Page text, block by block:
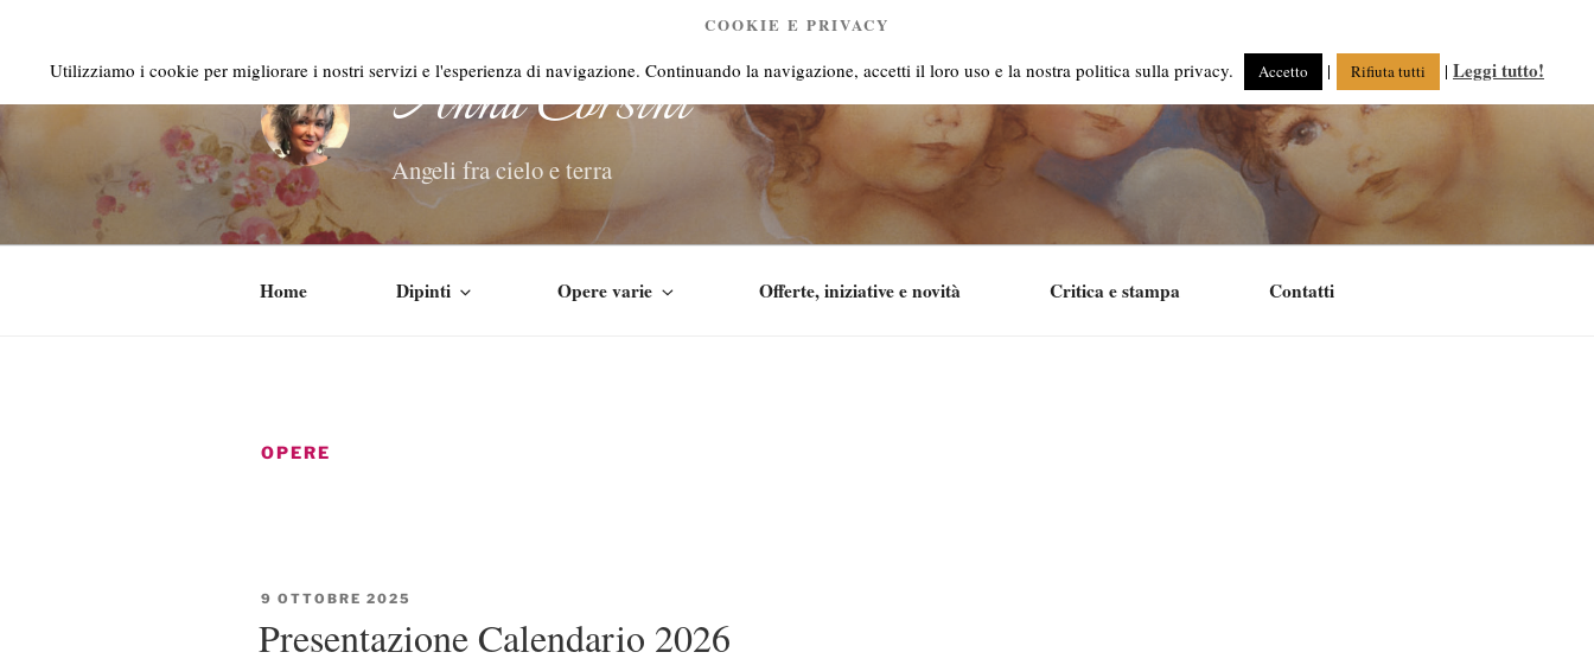
contenuto
Anna Corsini
Angeli fra cielo e terra
Home Dipinti Opere varie Offerte, iniziative e novità Critica e stampa Contatti
OPERE
PUBBLICATO
9 OTTOBRE 2025
Presentazione Calendario 2026
COOKIE E PRIVACY
Utilizziamo i cookie per migliorare i nostri servizi e l'esperienza di navigazione. Continuando la navigazione, accetti il loro uso e la nostra politica sulla privacy. Accetto | Rifiuta tutti | Leggi tutto!